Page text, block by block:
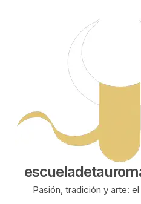
Pasión, tradición y arte: